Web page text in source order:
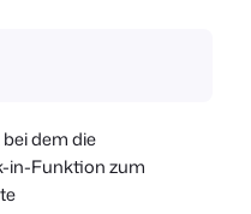
dem die
in-Funktion zum